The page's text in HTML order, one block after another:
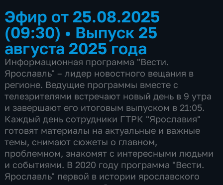
Эфир от 25.08.2025
(09:30) • Выпуск 25
августа 2025 года
Информационная программа "Вести.
Ярославль" – лидер новостного вещания в
регионе. Ведущие программы вместе с
телезрителями встречают новый день в 9 утра
и завершают его итоговым выпуском в 21:05.
Каждый день сотрудники ГТРК "Ярославия"
готовят материалы на актуальные и важные
темы, снимают сюжеты о главном,
проблемном, знакомят с интересными людьми
и событиями. В 2020 году программа "Вести.
Ярославль" первой в истории ярославского